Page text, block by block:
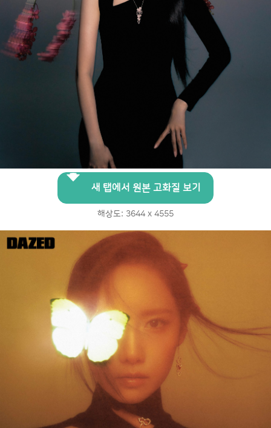
새 탭에서 원본 고화질 보기
해상도: 3644 x 4555